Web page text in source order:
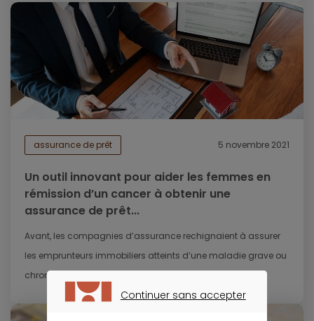
assurance de prêt 5 novembre 2021
Un outil innovant pour aider les femmes en
rémission d’un cancer à obtenir une
assurance de prêt...
Avant, les compagnies d’assurance rechignaient à assurer
les emprunteurs immobiliers atteints d’une maladie grave ou
chronique. Par conséquent,...
Continuer sans accepter